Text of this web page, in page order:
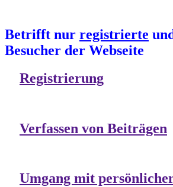
Betrifft nur registrierte
Besucher der Webseite
Registrierung
Verfassen von Beiträgen
Umgang mit